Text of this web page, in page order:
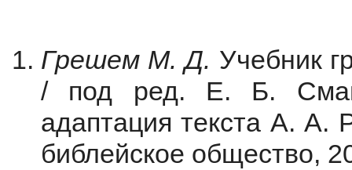
Грешем М. Д. Учебник
/ под ред. Е. Б.
адаптация текста А. А.
библейское общество,